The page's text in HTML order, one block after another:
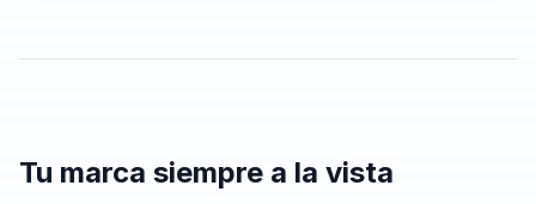
Tu marca siempre a la vista